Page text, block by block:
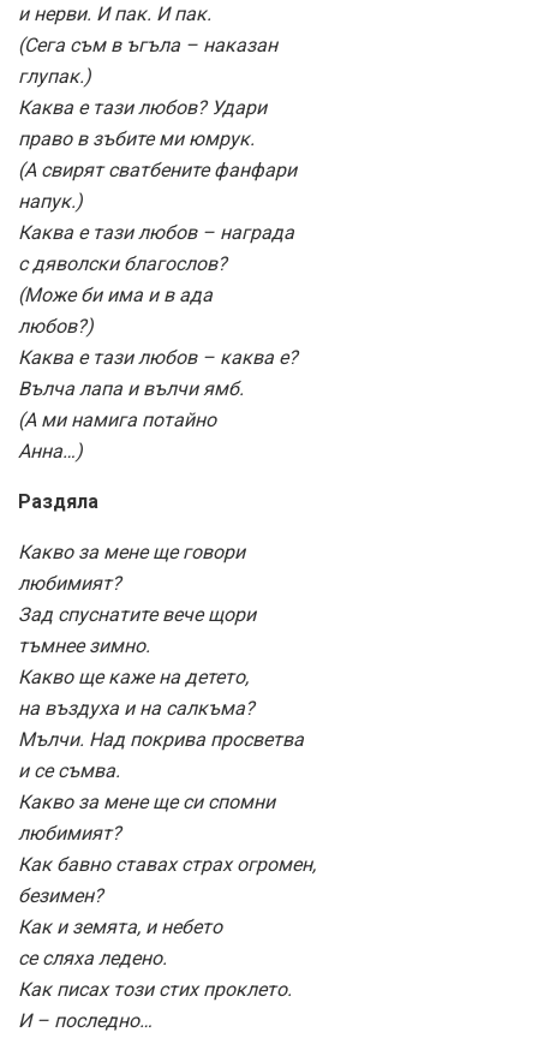
и нерви. И пак. И пак.
(Сега съм в ъгъла – наказан
глупак.)
Каква е тази любов? Удари
право в зъбите ми юмрук.
(А свирят сватбените фанфари
напук.)
Каква е тази любов – награда
с дяволски благослов?
(Може би има и в ада
любов?)
Каква е тази любов – каква е?
Вълча лапа и вълчи ямб.
(А ми намига потайно
Анна…)
Раздяла
Какво за мене ще говори
любимият?
Зад спуснатите вече щори
тъмнее зимно.
Какво ще каже на детето,
на въздуха и на салкъма?
Мълчи. Над покрива просветва
и се съмва.
Какво за мене ще си спомни
любимият?
Как бавно ставах страх огромен,
безимен?
Как и земята, и небето
се сляха ледено.
Как писах този стих проклето.
И – последно…